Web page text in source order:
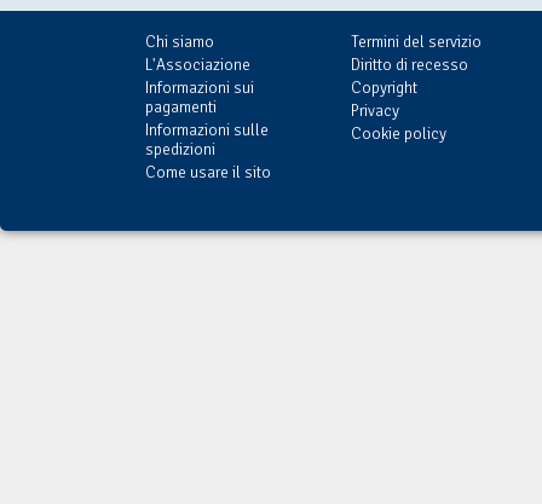
Chi siamo
L'Associazione
Informazioni sui
pagamenti
Informazioni sulle
spedizioni
Come usare il sito
Termini del servizio
Diritto di recesso
Copyright
Privacy
Cookie policy